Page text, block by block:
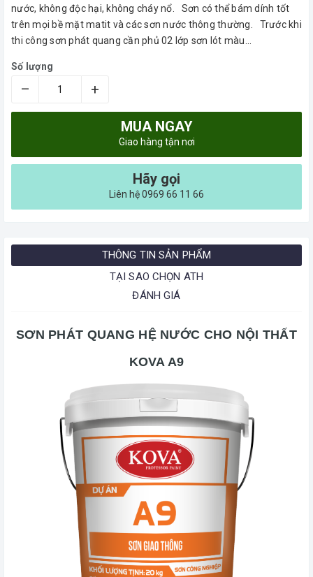
nước, không độc hại, không cháy nổ. Sơn có thể bám dính tốt
trên mọi bề mặt matit và các sơn nước thông thường. Trước khi
thi công sơn phát quang cần phủ 02 lớp sơn lót màu...
Số lượng
– +
MUA NGAY
Giao hàng tận nơi
Hãy gọi
Liên hệ 0969 66 11 66
THÔNG TIN SẢN PHẨM
TẠI SAO CHỌN ATH
ĐÁNH GIÁ
SƠN PHÁT QUANG HỆ NƯỚC CHO NỘI THẤT
KOVA A9